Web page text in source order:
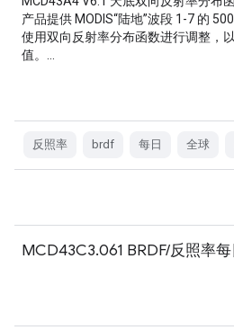
产品提供 MODIS“陆地”波段 1-7 的
使用双向反射率分布函数进行调整，
值。…
反照率 brdf 每日 全球
MCD43C3.061 BRDF/反照率